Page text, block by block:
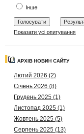
Інше
Показати усі опитування
АРХІВ НОВИН САЙТУ
Лютий 2026 (2)
Січень 2026 (8)
Грудень 2025 (1)
Листопад 2025 (1)
Жовтень 2025 (5)
Серпень 2025 (13)